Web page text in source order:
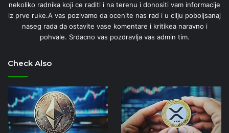
nekoliko radnika koji ce raditi i na terenu i donositi vam informacije
iz prve ruke.A vas pozivamo da ocenite nas rad i u cilju poboljsanaj
naseg rada da ostavite vase komentare i kritikea naravno i
pohvale. Srdacno vas pozdravlja vas admin tim.
Check Also